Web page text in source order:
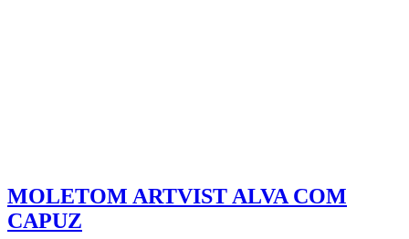
MOLETOM ARTVIST ALVA COM
CAPUZ